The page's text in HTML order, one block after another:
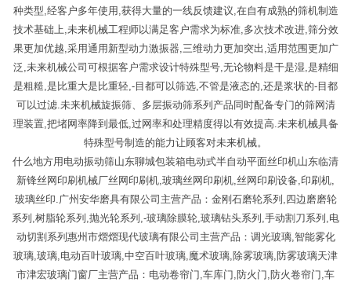
种类型,经客户多年使用,获得大量的一线反馈建议,在自有成熟的筛机制造
技术基础上,未来机械工程师以满足客户需求为标准,多次技术改进,筛分效
果更加优越,采用通用新型动力激振器,三维动力更加突出,适用范围更加广
泛,未来机械公司可根据客户需求设计特殊型号,无论物料是干是湿,是精细
是粗糙,是比重大是比重轻,-目都可以筛选,不管是液态的,还是浆状的-目都
可以过滤.未来机械旋振筛、多层振动筛系列产品同时配备专门的筛网清
理装置,把堵网率降到最低,过网率和处理精度得以有效提高.未来机械具备
特殊型号制造的能力让顾客对未来机械。
什么地方用电动振动筛山东聊城包装箱电动式半自动平面丝印机山东临清
新锋丝网印刷机械厂丝网印刷机,玻璃丝网印刷机,丝网印刷设备,印刷机,
玻璃丝印.广州安华磨具有限公司主营产品：金刚石磨轮系列,四边磨磨轮
系列,树脂轮系列,抛光轮系列,-玻璃除膜轮,玻璃钻头系列,手动割刀系列,电
动切割系列惠州市熠熠现代玻璃有限公司主营产品：调光玻璃,智能雾化
玻璃,玻璃,电动百叶玻璃,中空百叶玻璃,魔术玻璃,除雾玻璃,防雾玻璃天津
市津宏玻璃门窗厂主营产品：电动卷帘门,车库门,防火门,防火卷帘门,车